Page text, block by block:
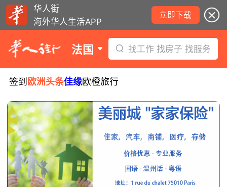
华人街
海外华人生活APP
立即下载
法国 找工作 找房子 找服务
签到 欧洲头条佳缘欧橙旅行
8月5日要闻：易捷航空八月罢工预警！
数字度假支票使用受限！警惕网络募捐